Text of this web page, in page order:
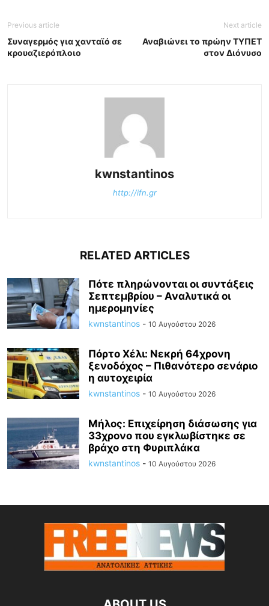
Previous article
Συναγερμός για χανταϊό σε
κρουαζιερόπλοιο
Next article
Αναβιώνει το πρώην ΤΥΠΕΤ
στον Διόνυσο
kwnstantinos
http://ifn.gr
RELATED ARTICLES
Πότε πληρώνονται οι συντάξεις
Σεπτεμβρίου – Αναλυτικά οι
ημερομηνίες
kwnstantinos - 10 Αυγούστου 2026
Πόρτο Χέλι: Νεκρή 64χρονη
ξενοδόχος – Πιθανότερο σενάριο
η αυτοχειρία
kwnstantinos - 10 Αυγούστου 2026
Μήλος: Επιχείρηση διάσωσης για
33χρονο που εγκλωβίστηκε σε
βράχο στη Φυριπλάκα
kwnstantinos - 10 Αυγούστου 2026